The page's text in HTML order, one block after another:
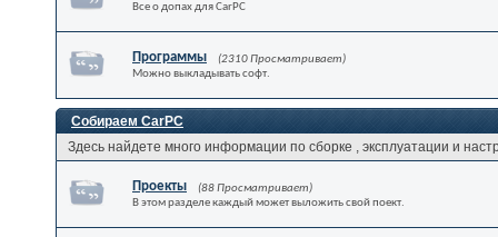
Все о допах для CarPC
Программы
(2310 Просматривает)
Можно выкладывать софт.
Собираем CarPC
Здесь найдете много информации по сборке , эксплуатации и
Проекты
(88 Просматривает)
В этом разделе каждый может выложить свой поект.